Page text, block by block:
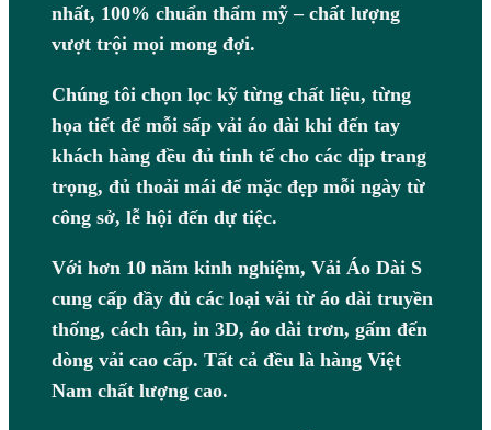
nhất, 100% chuẩn thẩm mỹ – chất lượng
vượt trội mọi mong đợi.
Chúng tôi chọn lọc kỹ từng chất liệu, từng
họa tiết để mỗi sấp vải áo dài khi đến tay
khách hàng đều đủ tinh tế cho các dịp trang
trọng, đủ thoải mái để mặc đẹp mỗi ngày từ
công sở, lễ hội đến dự tiệc.
Với hơn 10 năm kinh nghiệm, Vải Áo Dài S
cung cấp đầy đủ các loại vải từ áo dài truyền
thống, cách tân, in 3D, áo dài trơn, gấm đến
dòng vải cao cấp. Tất cả đều là hàng Việt
Nam chất lượng cao.